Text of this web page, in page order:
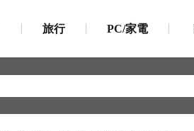
旅行 PC/家電